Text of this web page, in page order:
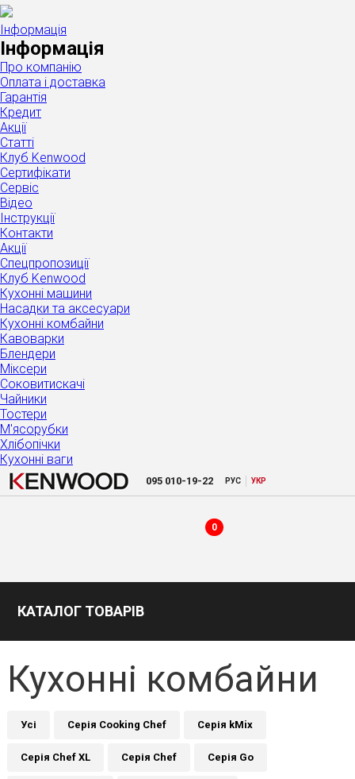
Інформація
Інформація
Про компанію
Оплата і доставка
Гарантія
Кредит
Акції
Статті
Клуб Kenwood
Сертифікати
Сервіс
Відео
Інструкції
Контакти
Акції
Спецпропозиції
Клуб Kenwood
Кухонні машини
Насадки та аксесуари
Кухонні комбайни
Кавоварки
Блендери
Міксери
Соковитискачі
Чайники
Тостери
М'ясорубки
Хлібопічки
Кухонні ваги
095 010-19-22 РУC | УКР
0
КАТАЛОГ ТОВАРІВ
Кухонні комбайни
Усі Серія Cooking Chef Серія kMix
Серія Chef XL Серія Chef Серія Go